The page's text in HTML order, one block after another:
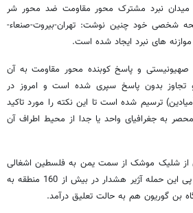
میدان نبرد مشترک محور مقاومت ضد محور شر
شخصی خود چنین نوشت: تهران-بیروت-صنعاء-
های نبرد ایجاد شده است.
صهیونیستی و پاسخ کوبنده محور مقاومت به آن
و تجاوز بدون پاسخ سپری شده است و امروز در
ترسیم شده است تا این نکته را مورد تاکید
به جغرافیای واحد یا جدا از محیط اطراف آن
از شلیک موشک از سمت یمن به فلسطین اشغالی
خبر داده و اعلام کردند که در پی این حمله آژیر هشدار در بیش از 160 منطقه به
بن گوریون هم به حالت تعلیق درآمد.